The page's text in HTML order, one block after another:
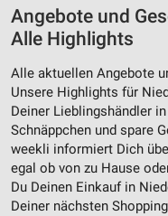
Angebote und
Alle Highlights
Alle aktuellen Angebote
Unsere Highlights für
Deiner Lieblingshändler
Schnäppchen und spare
weekli informiert Dich
egal ob von zu Hause
Du Deinen Einkauf in
Deiner nächsten